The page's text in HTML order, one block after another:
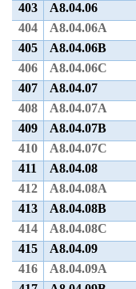
403
A8.04.06
404
A8.04.06A
405
A8.04.06B
406
A8.04.06C
407
A8.04.07
408
A8.04.07A
409
A8.04.07B
410
A8.04.07C
411
A8.04.08
412
A8.04.08A
413
A8.04.08B
414
A8.04.08C
415
A8.04.09
416
A8.04.09A